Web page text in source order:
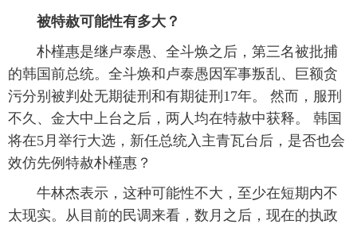
被特赦可能性有多大？
朴槿惠是继卢泰愚、全斗焕之后，第三名被批捕
的韩国前总统。全斗焕和卢泰愚因军事叛乱、巨额贪
污分别被判处无期徒刑和有期徒刑17年。 然而，服刑
不久、金大中上台之后，两人均在特赦中获释。 韩国
将在5月举行大选，新任总统入主青瓦台后，是否也会
效仿先例特赦朴槿惠？
牛林杰表示，这种可能性不大，至少在短期内不
太现实。从目前的民调来看，数月之后，现在的执政